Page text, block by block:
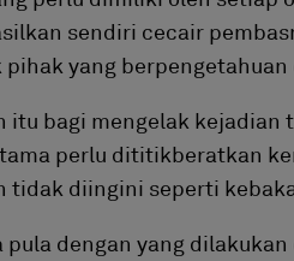
sendiri cecair
pihak yang
itu bagi mengelak
perlu dititikberatkan
tidak diingini seperti
pula dengan yang